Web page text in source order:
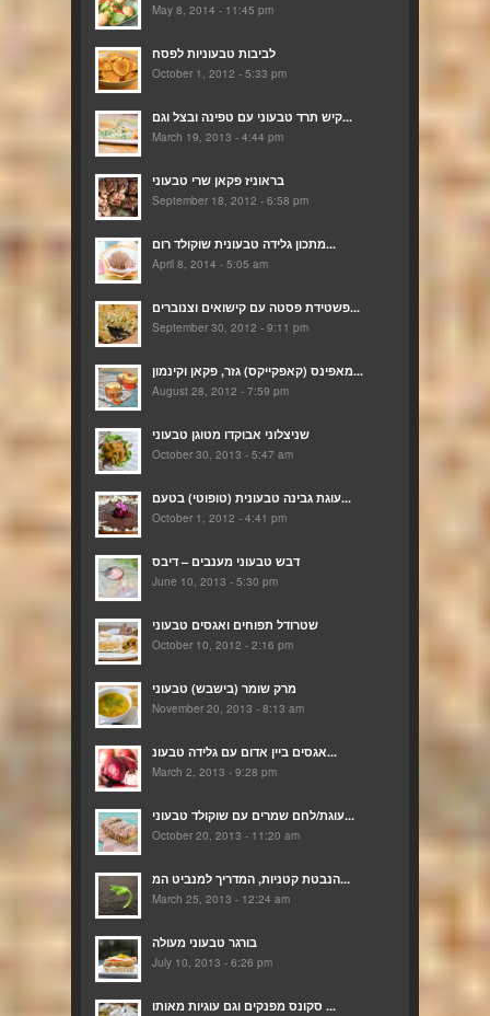
May 8, 2014 - 11:45 pm
לביבות טבעוניות לפסח
October 1, 2012 - 5:33 pm
קיש תרד טבעוני עם טפינה ובצל וגם...
March 19, 2013 - 4:44 pm
בראוניז פקאן שרי טבעוני
September 18, 2012 - 6:58 pm
מתכון גלידה טבעונית שוקולד רום...
April 8, 2014 - 5:05 am
פשטידת פסטה עם קישואים וצנוברים...
September 30, 2012 - 9:11 pm
מאפינס (קאפקייקס) גזר, פקאן וקינמון...
August 28, 2012 - 7:59 pm
שניצלוני אבוקדו מטוגן טבעוני
October 30, 2013 - 5:47 am
עוגת גבינה טבעונית (טופוטי) בטעם...
October 1, 2012 - 4:41 pm
דבש טבעוני מענבים – דיבס
June 10, 2013 - 5:30 pm
שטרודל תפוחים ואגסים טבעוני
October 10, 2012 - 2:16 pm
מרק שומר (בישבש) טבעוני
November 20, 2013 - 8:13 am
אגסים ביין אדום עם גלידה טבעונ...
March 2, 2013 - 9:28 pm
עוגת/לחם שמרים עם שוקולד טבעוני...
October 20, 2013 - 11:20 am
הנבטת קטניות, המדריך למנביט המ...
March 25, 2013 - 12:24 am
בורגר טבעוני מעולה
July 10, 2013 - 6:26 pm
סקונס מפנקים וגם עוגיות מאותו ...